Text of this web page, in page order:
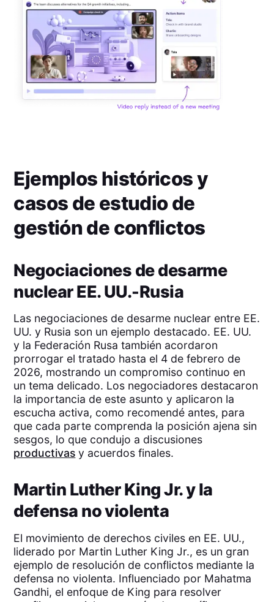
Ejemplos históricos y
casos de estudio de
gestión de conflictos
Negociaciones de desarme
nuclear EE. UU.-Rusia
Las negociaciones de desarme nuclear entre EE.
UU. y Rusia son un ejemplo destacado. EE. UU.
y la Federación Rusa también acordaron
prorrogar el tratado hasta el 4 de febrero de
2026, mostrando un compromiso continuo en
un tema delicado. Los negociadores destacaron
la importancia de este asunto y aplicaron la
escucha activa, como recomendé antes, para
que cada parte comprenda la posición ajena sin
sesgos, lo que condujo a discusiones
productivas y acuerdos finales.
Martin Luther King Jr. y la
defensa no violenta
El movimiento de derechos civiles en EE. UU.,
liderado por Martin Luther King Jr., es un gran
ejemplo de resolución de conflictos mediante la
defensa no violenta. Influenciado por Mahatma
Gandhi, el enfoque de King para resolver